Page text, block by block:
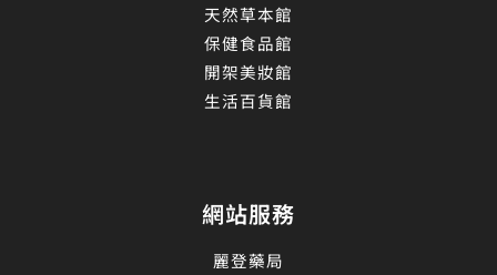
天然草本館
保健食品館
開架美妝館
生活百貨館
網站服務
麗登藥局